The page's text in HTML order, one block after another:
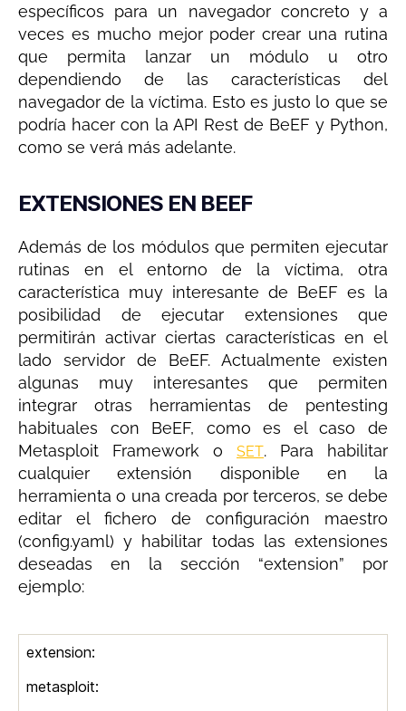
específicos para un navegador concreto y a
veces es mucho mejor poder crear una rutina
que permita lanzar un módulo u otro
dependiendo de las características del
navegador de la víctima. Esto es justo lo que se
podría hacer con la API Rest de BeEF y Python,
como se verá más adelante.
EXTENSIONES EN BEEF
Además de los módulos que permiten ejecutar
rutinas en el entorno de la víctima, otra
característica muy interesante de BeEF es la
posibilidad de ejecutar extensiones que
permitirán activar ciertas características en el
lado servidor de BeEF. Actualmente existen
algunas muy interesantes que permiten
integrar otras herramientas de pentesting
habituales con BeEF, como es el caso de
Metasploit Framework o SET. Para habilitar
cualquier extensión disponible en la
herramienta o una creada por terceros, se debe
editar el fichero de configuración maestro
(config.yaml) y habilitar todas las extensiones
deseadas en la sección “extension” por
ejemplo:
extension:
metasploit: